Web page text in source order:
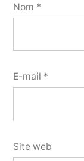
Nom *
E-mail *
Site web